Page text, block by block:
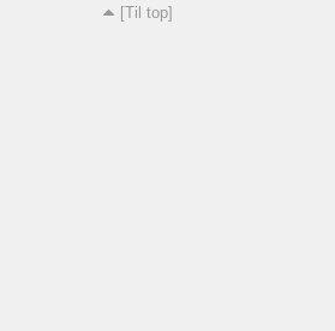
[Til top]